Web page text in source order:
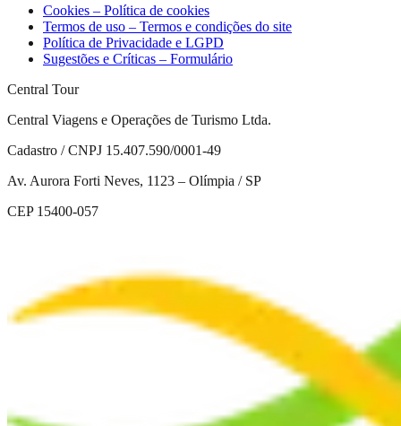
Cookies – Política de cookies
Termos de uso – Termos e condições do site
Política de Privacidade e LGPD
Sugestões e Críticas – Formulário
Central Tour
Central Viagens e Operações de Turismo Ltda.
Cadastro / CNPJ 15.407.590/0001-49
Av. Aurora Forti Neves, 1123 – Olímpia / SP
CEP 15400-057